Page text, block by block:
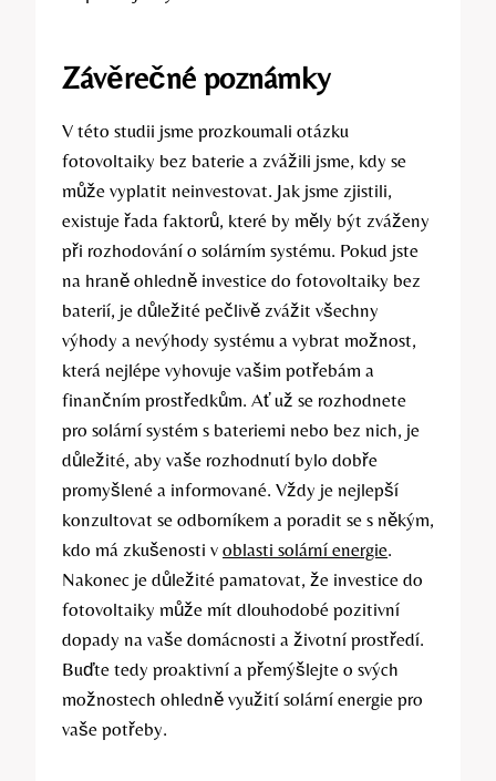
Závěrečné poznámky
V této studii jsme prozkoumali otázku
fotovoltaiky bez baterie a zvážili jsme, kdy se
může vyplatit neinvestovat. Jak jsme zjistili,
existuje řada faktorů, které by měly být zváženy
při rozhodování o solárním systému. Pokud jste
na hraně ohledně investice do fotovoltaiky bez
baterií, je důležité pečlivě zvážit všechny
výhody a nevýhody systému a vybrat možnost,
která nejlépe vyhovuje vašim potřebám a
finančním prostředkům. Ať už se rozhodnete
pro solární systém s bateriemi nebo bez nich, je
důležité, aby vaše rozhodnutí bylo dobře
promyšlené a informované. Vždy je nejlepší
konzultovat se odborníkem a poradit se s někým,
kdo má zkušenosti v oblasti solární energie.
Nakonec je důležité pamatovat, že investice do
fotovoltaiky může mít dlouhodobé pozitivní
dopady na vaše domácnosti a životní prostředí.
Buďte tedy proaktivní a přemýšlejte o svých
možnostech ohledně využití solární energie pro
vaše potřeby.